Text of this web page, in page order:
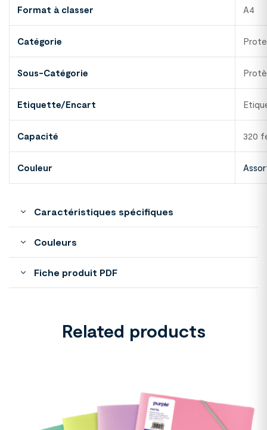
Format à classer A4
Catégorie
Sous-Catégorie
Etiquette/Encart
Capacité 320
Couleur
Caractéristiques spécifiques
Couleurs
Fiche produit PDF
Related products